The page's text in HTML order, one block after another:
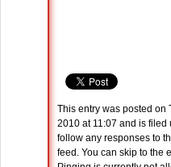
This entry was posted on
2010 at 11:07 and is filed
follow any responses to
feed. You can skip to the